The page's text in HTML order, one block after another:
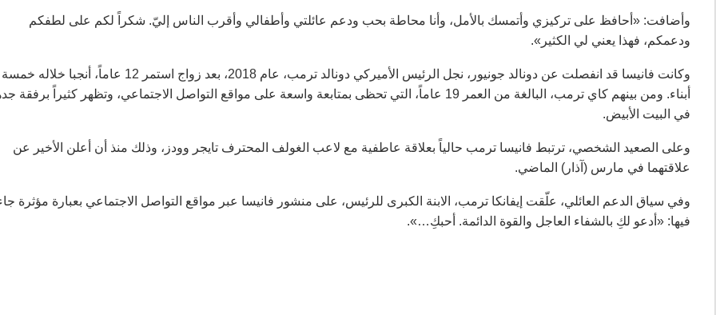
وأضافت: «أحافظ على تركيزي وأتمسك بالأمل، وأنا محاطة بحب ودعم عائلتي وأطفالي وأقرب الناس إليّ. شكراً لكم على لطفكم
ودعمكم، فهذا يعني لي الكثير».
وكانت فانيسا قد انفصلت عن دونالد جونيور، نجل الرئيس الأميركي دونالد ترمب، عام 2018، بعد زواج استمر 12 عاماً، أنجبا خلاله خمسة
أبناء. ومن بينهم كاي ترمب، البالغة من العمر 19 عاماً، التي تحظى بمتابعة واسعة على مواقع التواصل الاجتماعي، وتظهر كثيراً برفقة
في البيت الأبيض.
وعلى الصعيد الشخصي، ترتبط فانيسا ترمب حالياً بعلاقة عاطفية مع لاعب الغولف المحترف تايجر وودز، وذلك منذ أن أعلن الأخير عن
علاقتهما في مارس (آذار) الماضي.
وفي سياق الدعم العائلي، علّقت إيفانكا ترمب، الابنة الكبرى للرئيس، على منشور فانيسا عبر مواقع التواصل الاجتماعي بعبارة مؤثرة
فيها: «أدعو لكِ بالشفاء العاجل والقوة الدائمة. أحبكِ…».